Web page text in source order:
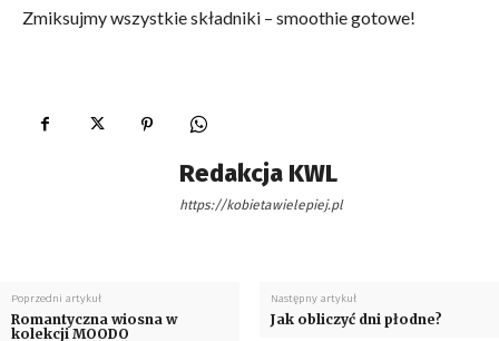
Zmiksujmy wszystkie składniki – smoothie gotowe!
Redakcja KWL
https://kobietawielepiej.pl
Poprzedni artykuł
Romantyczna wiosna w
kolekcji MOODO
Następny artykuł
Jak obliczyć dni płodne?